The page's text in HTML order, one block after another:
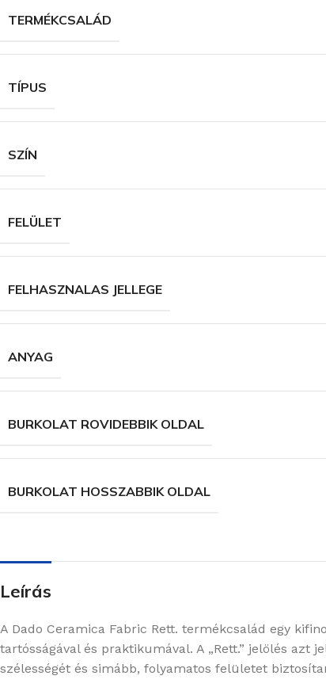
TERMÉKCSALÁD
TÍPUS
SZÍN
FELÜLET
FELHASZNALAS JELLEGE
ANYAG
BURKOLAT ROVIDEBBIK OLDAL
BURKOLAT HOSSZABBIK OLDAL
Leírás
A Dado Ceramica Fabric Rett. termékcsalád egy
tartósságával és praktikumával. A „Rett.” jelölés
szélességét és simább, folyamatos felületet